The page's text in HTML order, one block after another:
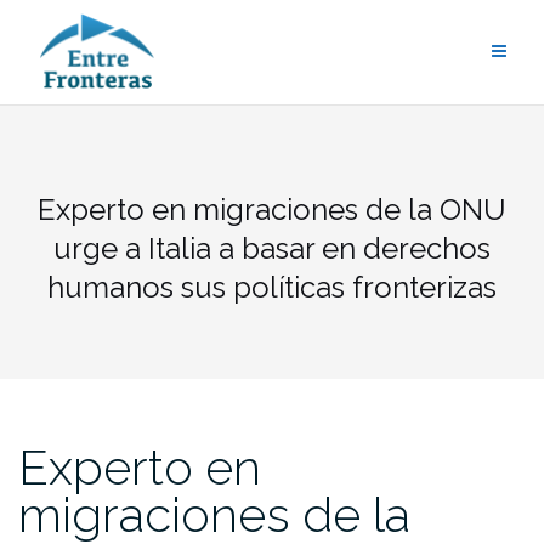
contenido
Experto en migraciones de la ONU
urge a Italia a basar en derechos
humanos sus políticas fronterizas
Experto en
migraciones de la